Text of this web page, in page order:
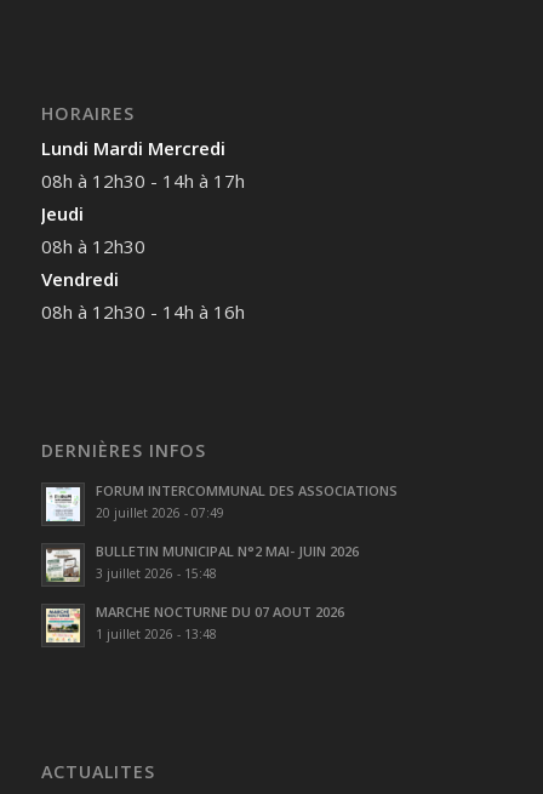
HORAIRES
Lundi Mardi Mercredi
08h à 12h30 - 14h à 17h
Jeudi
08h à 12h30
Vendredi
08h à 12h30 - 14h à 16h
DERNIÈRES INFOS
FORUM INTERCOMMUNAL DES ASSOCIATIONS
20 juillet 2026 - 07:49
BULLETIN MUNICIPAL N°2 MAI- JUIN 2026
3 juillet 2026 - 15:48
MARCHE NOCTURNE DU 07 AOUT 2026
1 juillet 2026 - 13:48
ACTUALITES